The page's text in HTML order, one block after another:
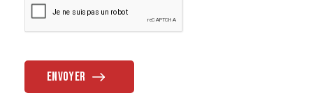
Envoyer